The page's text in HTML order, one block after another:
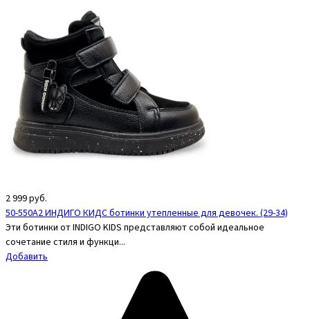
2 999руб.
50-550A2 ИНДИГО КИДС ботинки утепленные для девочек. (29-34)
Эти ботинки от INDIGO KIDS представляют собой идеальное
сочетание стиля и функци...
Добавить